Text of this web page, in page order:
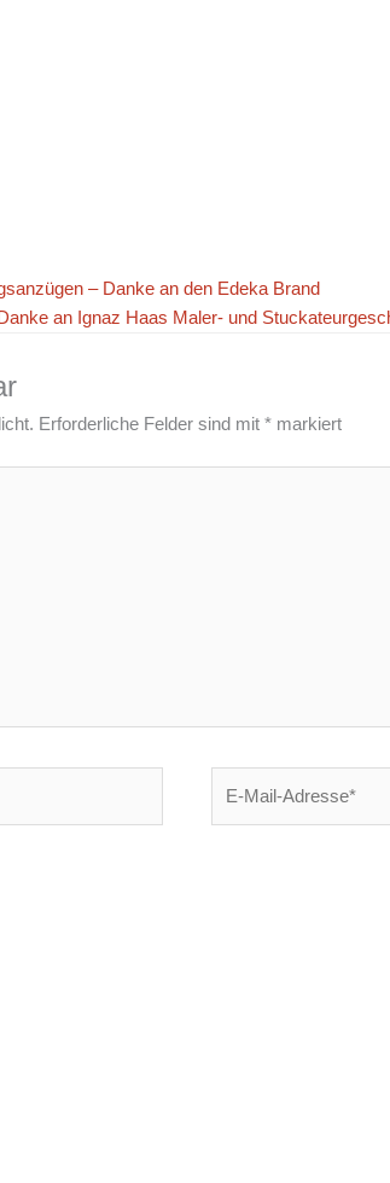
– Danke an den Edeka Brand
an Ignaz Haas Maler- und
Erforderliche Felder sind mit * markiert
Mail-